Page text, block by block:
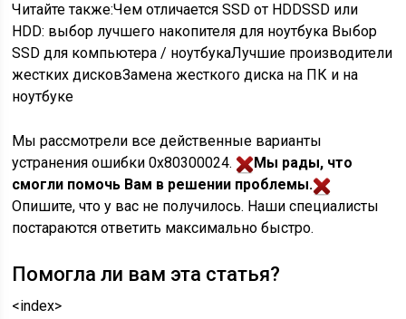
Читайте также:Чем отличается SSD от HDDSSD или
HDD: выбор лучшего накопителя для ноутбука Выбор
SSD для компьютера / ноутбукаЛучшие производители
жестких дисковЗамена жесткого диска на ПК и на
ноутбуке
Мы рассмотрели все действенные варианты
устранения ошибки 0x80300024.
Мы рады, что
смогли помочь Вам в решении проблемы.
Опишите, что у вас не получилось. Наши специалисты
постараются ответить максимально быстро.
Помогла ли вам эта статья?
<index>